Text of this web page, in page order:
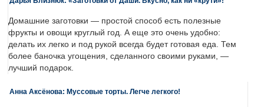
Домашние заготовки — простой способ есть полезные
фрукты и овощи круглый год. А еще это очень удобно:
делать их легко и под рукой всегда будет готовая еда. Тем
более баночка угощения, сделанного своими руками, —
лучший подарок.
Анна Аксёнова: Муссовые торты. Легче легкого!